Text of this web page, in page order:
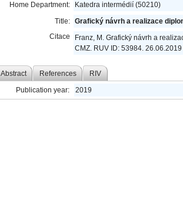
Home Department:
Katedra intermédií (50210)
Title: Grafický návrh a realizace
Citace
Franz, M. Grafický návrh a
CMZ. RUV ID: 53984.
Abstract References RIV
Publication year: 2019